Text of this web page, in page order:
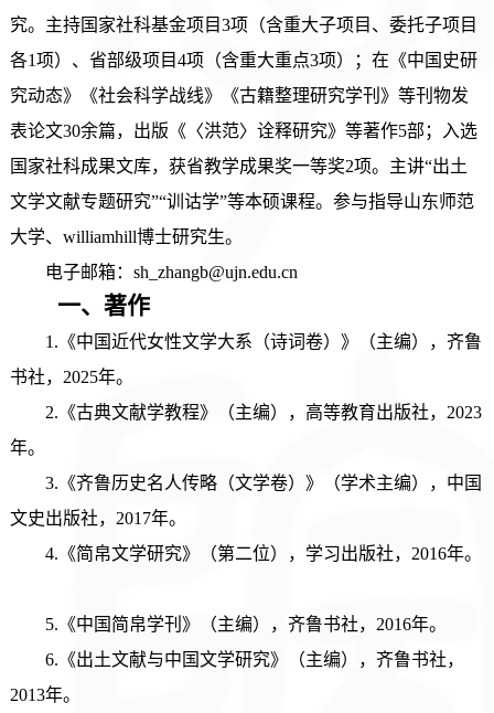
究。主持国家社科基金项目3项（含重大子项目、委托子项目
各1项）、省部级项目4项（含重大重点3项）；在《中国史研
究动态》《社会科学战线》《古籍整理研究学刊》等刊物发
表论文30余篇，出版《〈洪范〉诠释研究》等著作5部；入选
国家社科成果文库，获省教学成果奖一等奖2项。主讲“出土
文学文献专题研究”“训诂学”等本硕课程。参与指导山东师范
大学、williamhill博士研究生。
电子邮箱： sh_zhangb@ujn.edu.cn
一、 著作
1.《中国近代女性文学大系（诗词卷）》（主编），齐鲁
书社，2025年。
2.《古典文献学教程》（主编），高等教育出版社，2023
年。
3.《齐鲁历史名人传略（文学卷）》（学术主编），中国
文史出版社，2017年。
4.《简帛文学研究》（第二位），学习出版社，2016年。
5.《中国简帛学刊》（主编），齐鲁书社，2016年。
6.《出土文献与中国文学研究》（主编），齐鲁书社，
2013年。